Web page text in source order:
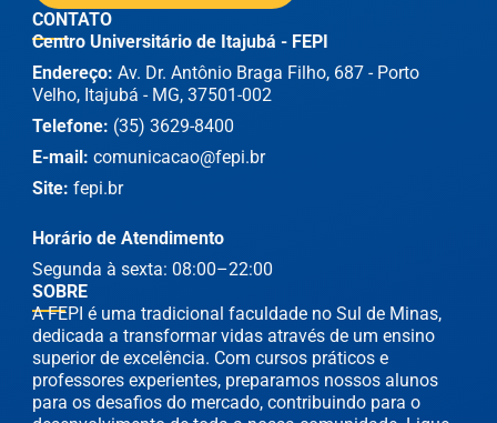
SOBRE
A FEPI é uma tradicional faculdade no Sul de Minas,
dedicada a transformar vidas através de um ensino
superior de excelência. Com cursos práticos e
professores experientes, preparamos nossos alunos
para os desafios do mercado, contribuindo para o
CONTATO
Centro Universitário de Itajubá - FEPI
Endereço: Av. Dr. Antônio Braga Filho, 687 - Porto
Velho, Itajubá - MG, 37501-002
Telefone: (35) 3629-8400
E-mail: comunicacao@fepi.br
Site: fepi.br
Horário de Atendimento
Segunda à sexta: 08:00–22:00